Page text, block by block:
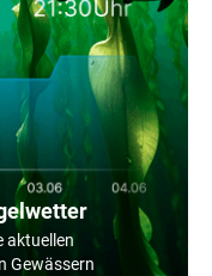
aktuellen
Gewässern